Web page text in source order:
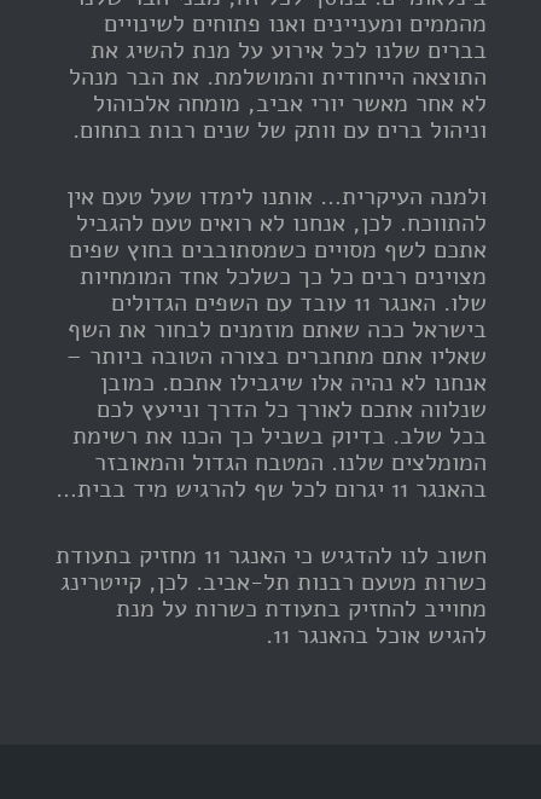
מהממים ומעניינים ואנו פתוחים לשינויים
בברים שלנו לכל אירוע על מנת להשיג את
התוצאה הייחודית והמושלמת. את הבר מנהל
לא אחר מאשר יורי אביב, מומחה אלכוהול
וניהול ברים עם וותק של שנים רבות בתחום.
ולמנה העיקרית… אותנו לימדו שעל טעם אין
להתווכח. לכן, אנחנו לא רואים טעם להגביל
אתכם לשף מסויים כשמסתובבים בחוץ שפים
מצוינים רבים כל כך כשלכל אחד המומחיות
שלו. האנגר 11 עובד עם השפים הגדולים
בישראל ככה שאתם מוזמנים לבחור את השף
שאליו אתם מתחברים בצורה הטובה ביותר –
אנחנו לא נהיה אלו שיגבילו אתכם. כמובן
שנלווה אתכם לאורך כל הדרך ונייעץ לכם
בכל שלב. בדיוק בשביל כך הכנו את רשימת
המומלצים שלנו. המטבח הגדול והמאובזר
בהאנגר 11 יגרום לכל שף להרגיש מיד בבית…
חשוב לנו להדגיש כי האנגר 11 מחזיק בתעודת
כשרות מטעם רבנות תל-אביב. לכן, קייטרינג
מחוייב להחזיק בתעודת כשרות על מנת
להגיש אוכל בהאנגר 11.